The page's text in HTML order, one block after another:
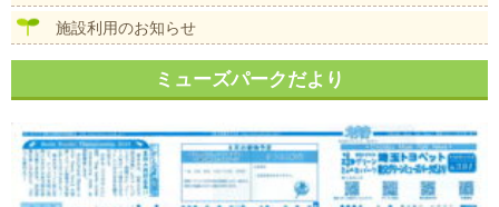
施設利用のお知らせ
ミューズパークだより